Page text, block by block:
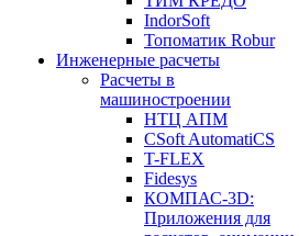
IndorSoft
Топоматик Robur
Инженерные расчеты
Расчеты в
машиностроении
НТЦ АПМ
CSoft AutomatiCS
T-FLEX
Fidesys
КОМПАС-3D:
Приложения для